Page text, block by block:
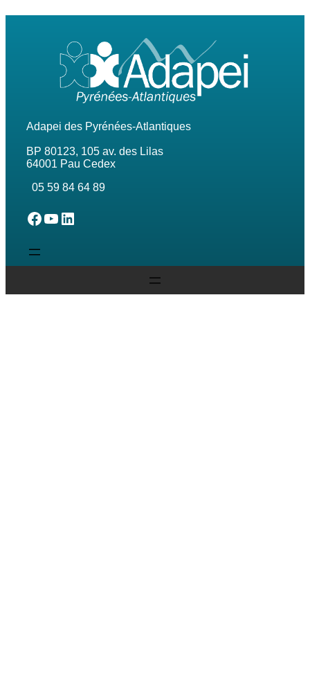
Adapei des Pyrénées-Atlantiques
BP 80123, 105 av. des Lilas
64001 Pau Cedex
05 59 84 64 89
L'Adapei des Pyrénées-Atlantiques sur Facebook
L'Adapei des Pyrénées-Atlantiques sur Youtube
L'Adapei des Pyrénées-Atlantiques sur Linkedin